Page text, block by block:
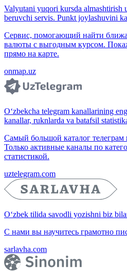
Valyutani yuqori kursda almashtirish
beruvchi servis. Punkt joylashuvini
Сервис, помогающий найти
валюты с выгодным курсом.
прямо на карте.
onmap.uz
O‘zbekcha telegram kanallarining
kanallar, ruknlarda va batafsil
Самый большой каталог телеграм
Только активные каналы по
статистикой.
uztelegram.com
O‘zbek tilida savodli yozishni biz
С нами вы научитесь грамотно
sarlavha.com